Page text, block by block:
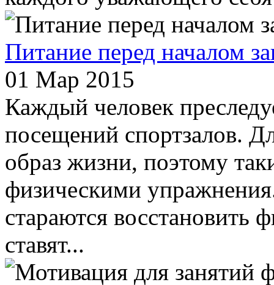
Питание перед началом
01 Мар 2015
Каждый человек
посещений спортзалов.
образ жизни, поэтому
физическими
стараются восстановить
ставят...